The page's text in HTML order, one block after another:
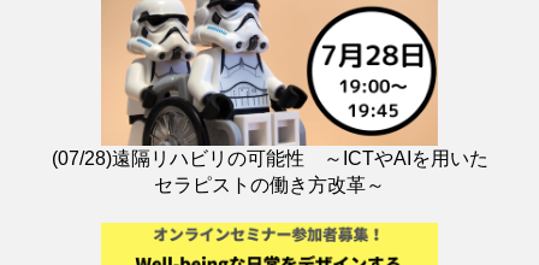
(07/28)遠隔リハビリの可能性 ～ICTやAIを用いた
セラピストの働き方改革～